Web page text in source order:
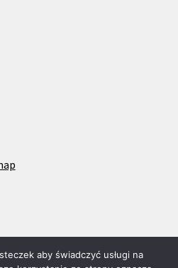
by Michal Zalas
aby świadczyć usługi na